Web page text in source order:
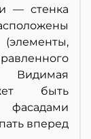
— стенка
Видимая
быть
вперед